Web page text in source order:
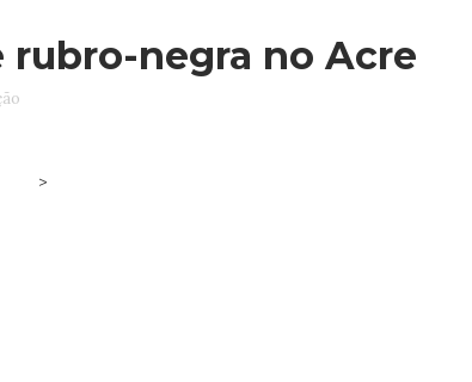
rubro-negra no Acre
>